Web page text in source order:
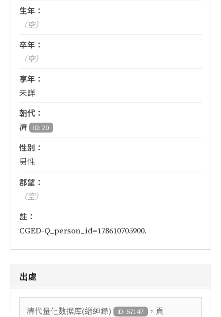
生年：
（空）
卒年：
（空）
享年：
未詳
朝代：
清 ID: 20
性別：
男性
郡望：
（空）
註：
CGED-Q_person_id=178610705900.
出處
清代量化数据库(縉紳錄) ID: 67147 ，頁